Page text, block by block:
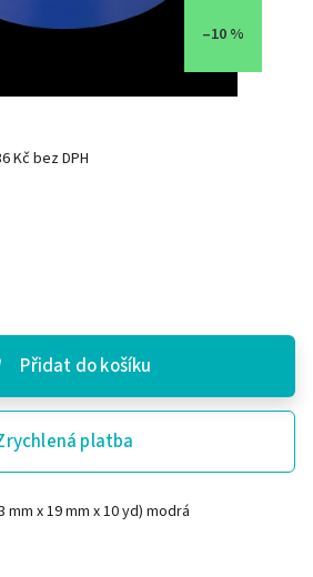
–10 %
Kč bez DPH
Přidat do košíku
platba
mm x 19 mm x 10 yd) modrá